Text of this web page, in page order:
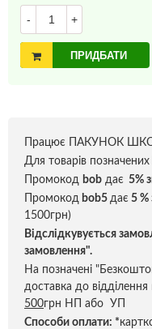
- +
ПРИДБАТИ
Працює ПАКУНОК
Для товарів
Промокод bob дає 5%
Промокод bob5 дає 5
1500грн)
Відслідкувується
замовлення".
На позначені
доставка до відділення
500грн НП або УП
Способи оплати: *